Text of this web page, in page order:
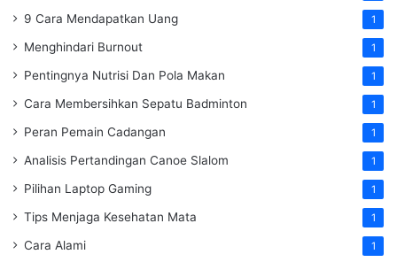
9 Cara Mendapatkan Uang 1
Menghindari Burnout 1
Pentingnya Nutrisi Dan Pola Makan 1
Cara Membersihkan Sepatu Badminton 1
Peran Pemain Cadangan 1
Analisis Pertandingan Canoe Slalom 1
Pilihan Laptop Gaming 1
Tips Menjaga Kesehatan Mata 1
Cara Alami 1